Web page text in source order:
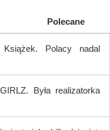
Polecane
Książek. Polacy nadal
Była realizatorka